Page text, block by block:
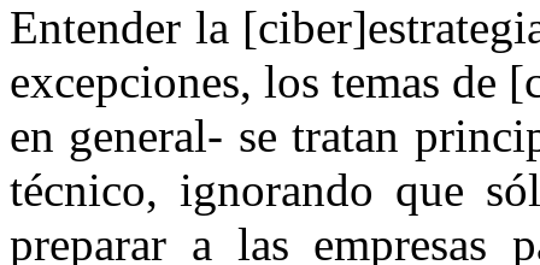
Entender la
excepciones, los temas de
en general- se tratan
técnico, ignorando que
preparar a las empresas